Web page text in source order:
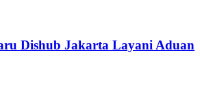
Dishub Jakarta Layani Aduan